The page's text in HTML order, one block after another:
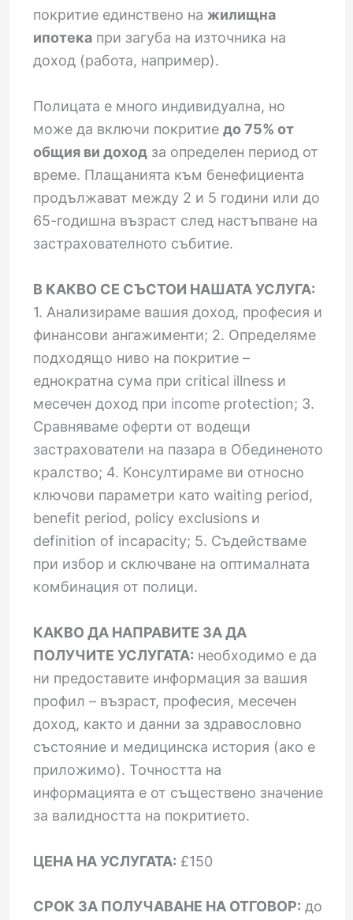
покритие единствено на жилищна
ипотекапри загуба на източника на
доход (работа, например).
Полицата е много индивидуална, но
може да включи покритие до 75% от
общия ви доходза определен период от
време. Плащанията към бенефициента
продължават между 2 и 5 години или до
65-годишна възраст след настъпване на
застрахователното събитие.
В КАКВО СЕ СЪСТОИ НАШАТА УСЛУГА:
1. Анализираме вашия доход, професия и
финансови ангажименти; 2. Определяме
подходящо ниво на покритие –
еднократна сума при critical illness и
месечен доход при income protection; 3.
Сравняваме оферти от водещи
застрахователи на пазара в Обединеното
кралство; 4. Консултираме ви относно
ключови параметри като waiting period,
benefit period, policy exclusions и
definition of incapacity; 5. Съдействаме
при избор и сключване на оптималната
комбинация от полици.
КАКВО ДА НАПРАВИТЕ ЗА ДА
ПОЛУЧИТЕ УСЛУГАТА: необходимо е да
ни предоставите информация за вашия
профил – възраст, професия, месечен
доход, както и данни за здравословно
състояние и медицинска история (ако е
приложимо). Точността на
информацията е от съществено значение
за валидността на покритието.
ЦЕНА НА УСЛУГАТА: £150
СРОК ЗА ПОЛУЧАВАНЕ НА ОТГОВОР: до